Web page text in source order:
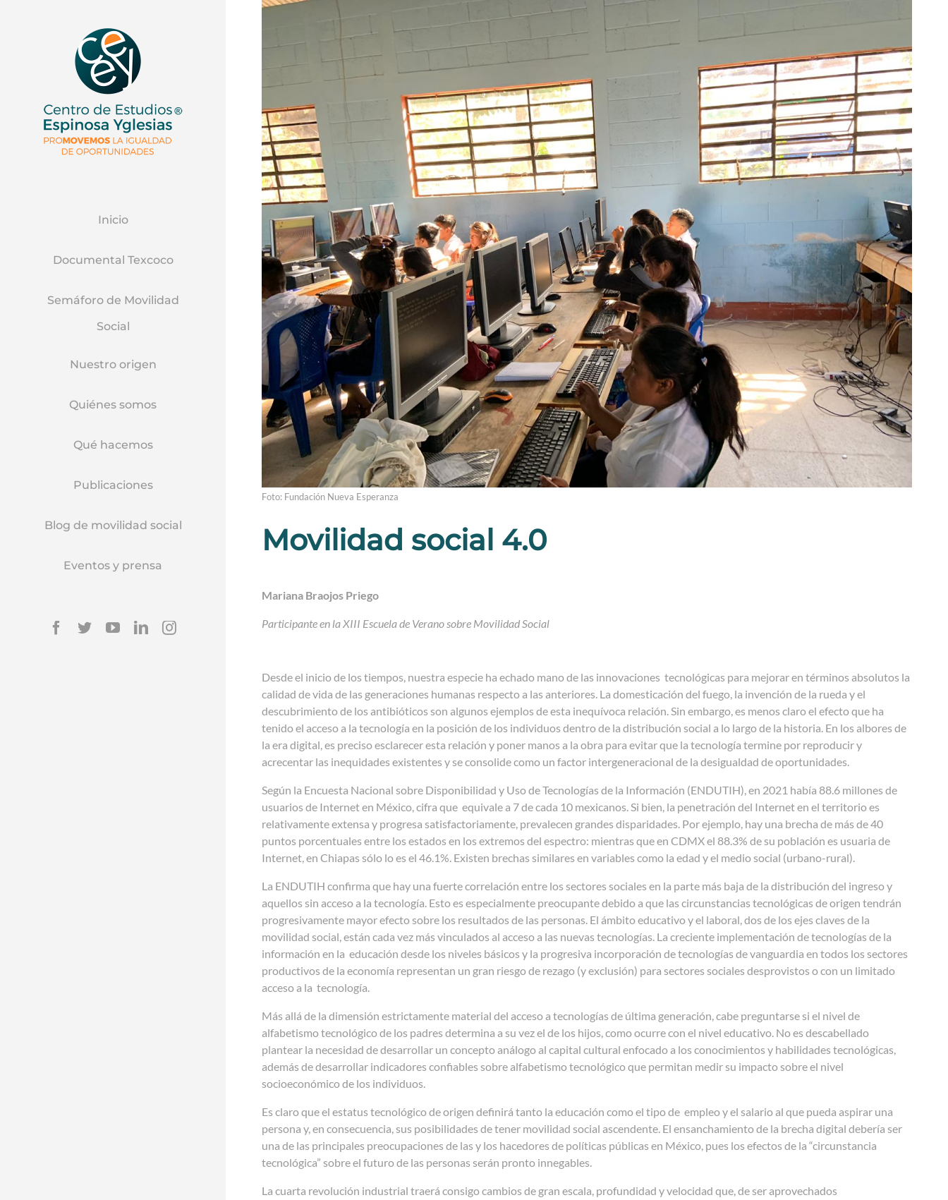
Inicio
Documental Texcoco
Semáforo de Movilidad
Social
Nuestro origen
Quiénes somos
Qué hacemos
Publicaciones
Blog de movilidad social
Eventos y prensa
Foto: Fundación Nueva Esperanza
Movilidad social 4.0
Mariana Braojos Priego
Participante en la XIII Escuela de Verano sobre Movilidad Social
Desde el inicio de los tiempos, nuestra especie ha echado mano de las innovaciones tecnológicas para mejorar en términos absolutos la
calidad de vida de las generaciones humanas respecto a las anteriores. La domesticación del fuego, la invención de la rueda y el
descubrimiento de los antibióticos son algunos ejemplos de esta inequívoca relación. Sin embargo, es menos claro el efecto que ha
tenido el acceso a la tecnología en la posición de los individuos dentro de la distribución social a lo largo de la historia. En los albores de
la era digital, es preciso esclarecer esta relación y poner manos a la obra para evitar que la tecnología termine por reproducir y
acrecentar las inequidades existentes y se consolide como un factor intergeneracional de la desigualdad de oportunidades.
Según la Encuesta Nacional sobre Disponibilidad y Uso de Tecnologías de la Información (ENDUTIH), en 2021 había 88.6 millones de
usuarios de Internet en México, cifra que equivale a 7 de cada 10 mexicanos. Si bien, la penetración del Internet en el territorio es
relativamente extensa y progresa satisfactoriamente, prevalecen grandes disparidades. Por ejemplo, hay una brecha de más de 40
puntos porcentuales entre los estados en los extremos del espectro: mientras que en CDMX el 88.3% de su población es usuaria de
Internet, en Chiapas sólo lo es el 46.1%. Existen brechas similares en variables como la edad y el medio social (urbano-rural).
La ENDUTIH confirma que hay una fuerte correlación entre los sectores sociales en la parte más baja de la distribución del ingreso y
aquellos sin acceso a la tecnología. Esto es especialmente preocupante debido a que las circunstancias tecnológicas de origen tendrán
progresivamente mayor efecto sobre los resultados de las personas. El ámbito educativo y el laboral, dos de los ejes claves de la
movilidad social, están cada vez más vinculados al acceso a las nuevas tecnologías. La creciente implementación de tecnologías de la
información en la educación desde los niveles básicos y la progresiva incorporación de tecnologías de vanguardia en todos los sectores
productivos de la economía representan un gran riesgo de rezago (y exclusión) para sectores sociales desprovistos o con un limitado
acceso a la tecnología.
Más allá de la dimensión estrictamente material del acceso a tecnologías de última generación,cabe preguntarse si el nivel de
alfabetismo tecnológico de los padres determina a su vez el de los hijos, como ocurre con el nivel educativo. No es descabellado
plantear la necesidad dedesarrollar un concepto análogo al capital cultural enfocado a los conocimientos y habilidades tecnológicas,
además de desarrollar indicadores confiables sobre alfabetismo tecnológico que permitan medir su impacto sobre el nivel
socioeconómico de los individuos.
Es claro que el estatus tecnológico de origen definirá tanto la educación como el tipo de empleo y el salario al que pueda aspirar una
persona y, en consecuencia, sus posibilidades de tener movilidad social ascendente. El ensanchamiento de la brecha digital debería ser
una de las principales preocupaciones de las y los hacedores de políticas públicas en México, pues los efectos de la “circunstancia
tecnológica” sobre el futuro de las personas serán pronto innegables.
La cuarta revolución industrial traerá consigo cambios de gran escala, profundidad y velocidad que, de ser aprovechados